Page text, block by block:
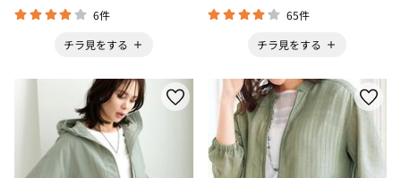
6件
チラ見をする
65件
チラ見をする